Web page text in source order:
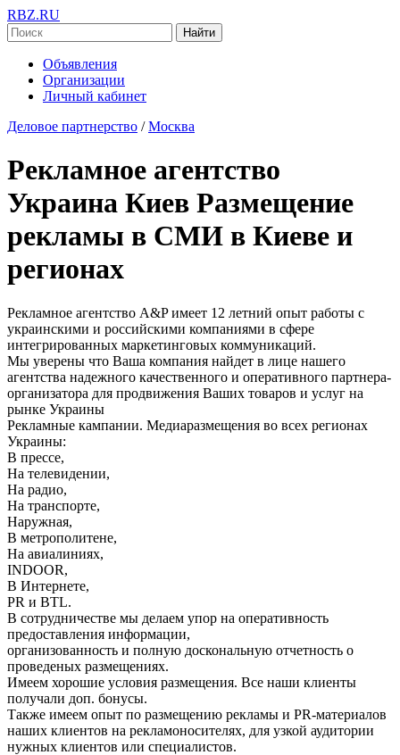
RBZ.RU
Найти
Объявления
Организации
Личный кабинет
Деловое партнерство / Москва
Рекламное агентство
Украина Киев Размещение
рекламы в СМИ в Киеве и
регионах
Рекламное агентство A&P имеет 12 летний опыт работы с
украинскими и российскими компаниями в сфере
интегрированных маркетинговых коммуникаций.
Мы уверены что Ваша компания найдет в лице нашего
агентства надежного качественного и оперативного партнера-
организатора для продвижения Ваших товаров и услуг на
рынке Украины
Рекламные кампании. Медиаразмещения во всех регионах
Украины:
В прессе,
На телевидении,
На радио,
На транспорте,
Наружная,
В метрополитене,
На авиалиниях,
INDOOR,
В Интернете,
PR и BTL.
В сотрудничестве мы делаем упор на оперативность
предоставления информации,
организованность и полную доскональную отчетность о
проведеных размещениях.
Имеем хорошие условия размещения. Все наши клиенты
получали доп. бонусы.
Также имеем опыт по размещению рекламы и PR-материалов
наших клиентов на рекламоносителях, для узкой аудитории
нужных клиентов или специалистов.